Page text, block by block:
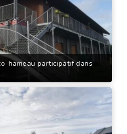
hameau participatif dans